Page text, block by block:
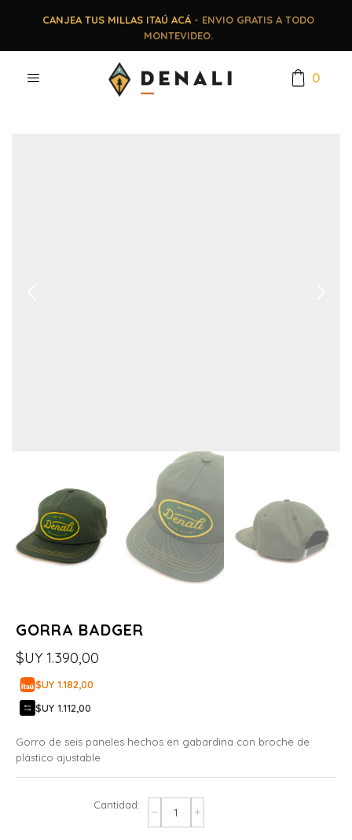
CANJEA TUS MILLAS ITAÚ ACÁ- ENVIO GRATIS A TODO
MONTEVIDEO.
0
GORRA BADGER
$UY 1.390,00
$UY 1.182,00
$UY 1.112,00
Gorro de seis paneles hechos en gabardina con broche de
plástico ajustable